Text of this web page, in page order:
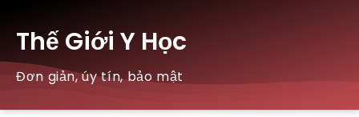
Thế Giới Y Học
Đơn giản, úy tín, bảo mật